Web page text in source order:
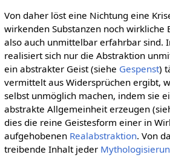
Von daher löst eine Nichtung eine
wirkenden Substanzen noch wirkliche
also auch unmittelbar erfahrbar sind.
realisiert sich nur die Abstraktion
ein abstrakter Geist (siehe Gespenst)
vermittelt aus Widersprüchen ergibt,
selbst unmöglich machen, indem sie
abstrakte Allgemeinheit erzeugen
dies die reine Geistesform einer in
aufgehobenen Realabstraktion. Von
treibende Inhalt jeder